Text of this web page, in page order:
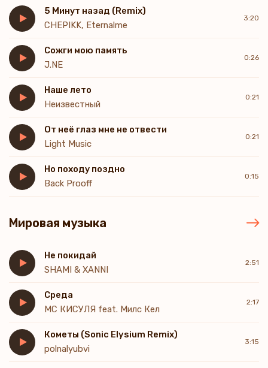
5 Минут назад (Remix)
CHEPIKK, Eternalme
3:20
Сожги мою память
J.NE
0:26
Наше лето
Неизвестный
0:21
От неё глаз мне не отвести
Light Music
0:21
Но походу поздно
Back Prooff
0:15
Мировая музыка
Не покидай
SHAMI & XANNI
2:51
Среда
МС КИСУЛЯ feat. Милс Кел
2:17
Кометы (Sonic Elysium Remix)
polnalyubvi
3:15